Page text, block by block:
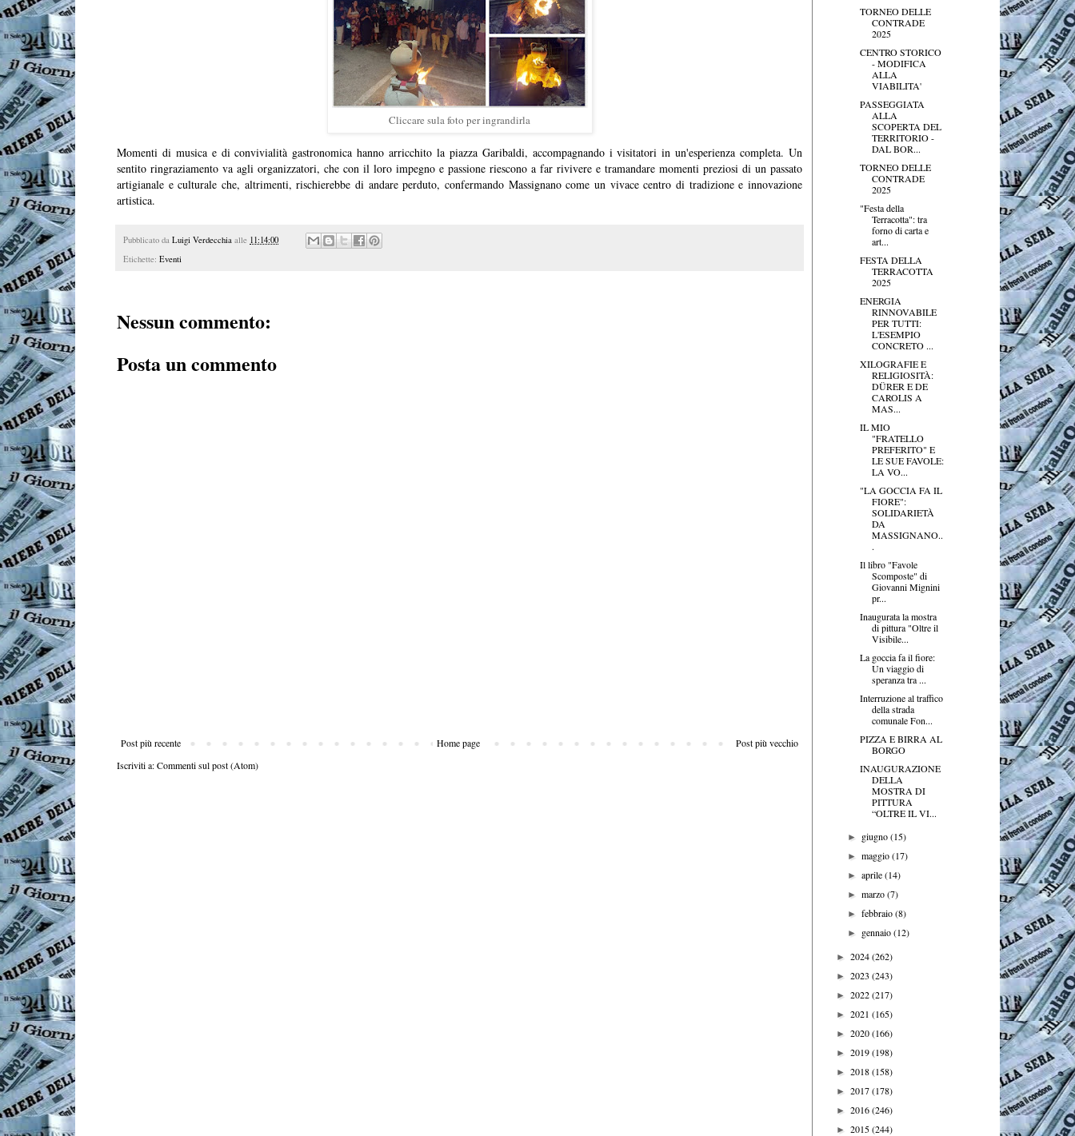
Cliccare sula foto per ingrandirla
Momenti di musica e di convivialità gastronomica hanno arricchito la piazza Garibaldi, accompagnando i visitatori in un'esperienza completa. Un
sentito ringraziamento va agli organizzatori, che con il loro impegno e passione riescono a far rivivere e tramandare momenti preziosi di un passato
artigianale e culturale che, altrimenti, rischierebbe di andare perduto, confermando Massignano come un vivace centro di tradizione e innovazione
artistica.
Pubblicato da Luigi Verdecchia alle 11:14:00
Etichette: Eventi
Nessun commento:
Posta un commento
Post più recente Post più vecchio
Home page
Iscriviti a:Commenti sul post (Atom)
TORNEO DELLE
CONTRADE
2025
CENTRO STORICO
- MODIFICA
ALLA
VIABILITA'
PASSEGGIATA
ALLA
SCOPERTA DEL
TERRITORIO -
DAL BOR...
TORNEO DELLE
CONTRADE
2025
"Festa della
Terracotta": tra
forno di carta e
art...
FESTA DELLA
TERRACOTTA
2025
ENERGIA
RINNOVABILE
PER TUTTI:
L'ESEMPIO
CONCRETO ...
XILOGRAFIE E
RELIGIOSITÀ:
DÜRER E DE
CAROLIS A
MAS...
IL MIO
"FRATELLO
PREFERITO" E
LE SUE FAVOLE:
LA VO...
"LA GOCCIA FA IL
FIORE":
SOLIDARIETÀ
DA
MASSIGNANO..
.
Il libro "Favole
Scomposte" di
Giovanni Mignini
pr...
Inaugurata la mostra
di pittura "Oltre il
Visibile...
La goccia fa il fiore:
Un viaggio di
speranza tra ...
Interruzione al traffico
della strada
comunale Fon...
PIZZA E BIRRA AL
BORGO
INAUGURAZIONE
DELLA
MOSTRA DI
PITTURA
“OLTRE IL VI...
► giugno(15)
►maggio(17)
►aprile(14)
►marzo(7)
►febbraio(8)
► gennaio(12)
► 2024(262)
► 2023 (243)
► 2022(217)
► 2021 (165)
► 2020(166)
► 2019(198)
► 2018(158)
► 2017(178)
► 2016(246)
► 2015(244)